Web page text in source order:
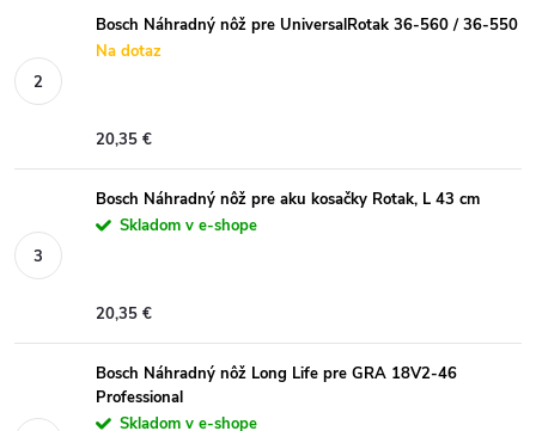
Bosch Náhradný nôž pre UniversalRotak 36-560 / 36-550
Na dotaz
20,35 €
Bosch Náhradný nôž pre aku kosačky Rotak, L 43 cm
Skladom v e-shope
20,35 €
Bosch Náhradný nôž Long Life pre GRA 18V2-46
Professional
Skladom v e-shope